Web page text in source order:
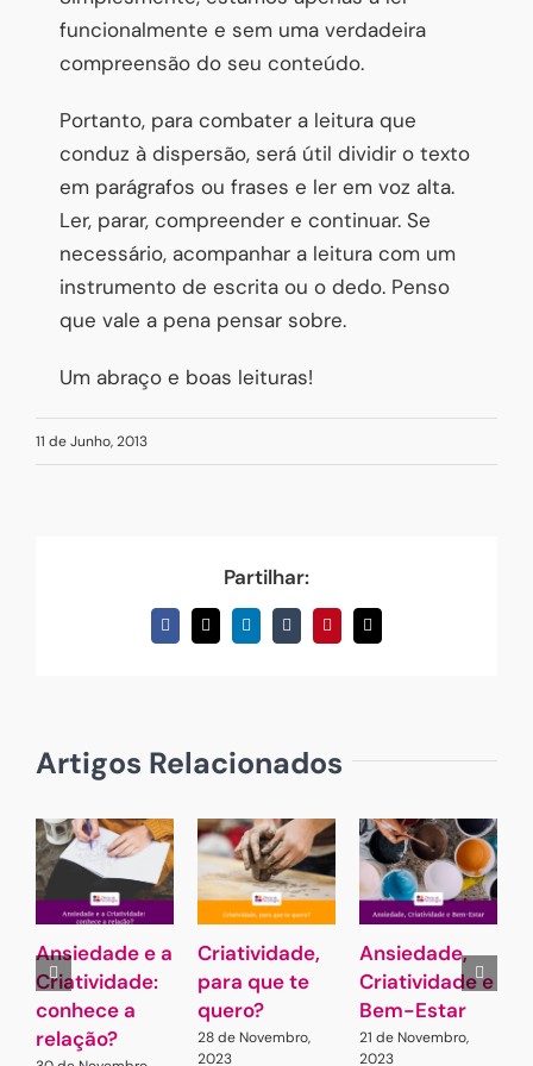
funcionalmente e sem uma verdadeira
compreensão do seu conteúdo.
Portanto, para combater a leitura que
conduz à dispersão, será útil dividir o texto
em parágrafos ou frases e ler em voz alta.
Ler, parar, compreender e continuar. Se
necessário, acompanhar a leitura com um
instrumento de escrita ou o dedo. Penso
que vale a pena pensar sobre.
Um abraço e boas leituras!
11 de Junho, 2013
Partilhar:
Facebook
X LinkedInTumblrPinterestEmail
(necessário
Artigos Relacionados
Ansiedade e a
Criatividade:
conhece a
relação?
Criatividade,
para que te
quero?
28 de Novembro,
2023
Ansiedade,
Criatividade e
Bem-Estar
21 de Novembro,
2023